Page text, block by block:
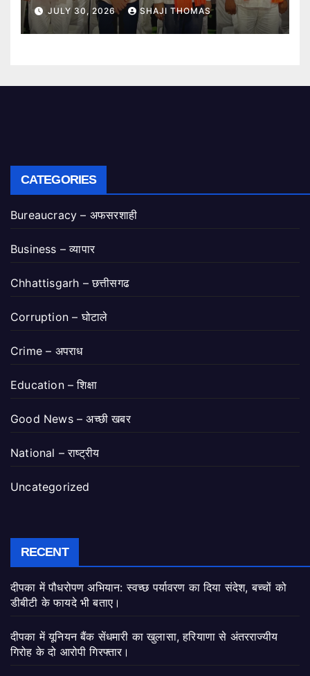
JULY 30, 2026 SHAJI THOMAS
CATEGORIES
Bureaucracy – अफसरशाही
Business – व्यापार
Chhattisgarh – छत्तीसगढ
Corruption – घोटाले
Crime – अपराध
Education – शिक्षा
Good News – अच्छी खबर
National – राष्ट्रीय
Uncategorized
RECENT
दीपका में पौधरोपण अभियान: स्वच्छ पर्यावरण का दिया संदेश, बच्चों को
डीबीटी के फायदे भी बताए।
दीपका में यूनियन बैंक सेंधमारी का खुलासा, हरियाणा से अंतरराज्यीय
गिरोह के दो आरोपी गिरफ्तार।